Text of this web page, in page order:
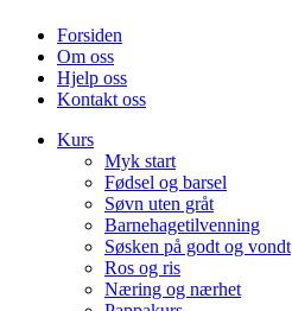
Forsiden
Om oss
Hjelp oss
Kontakt oss
Kurs
Myk start
Fødsel og barsel
Søvn uten gråt
Barnehagetilvenning
Søsken på godt og vondt
Ros og ris
Næring og nærhet